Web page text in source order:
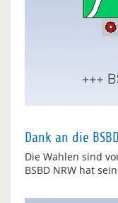
Dank an die
Die Wahlen sind
BSBD NRW hat